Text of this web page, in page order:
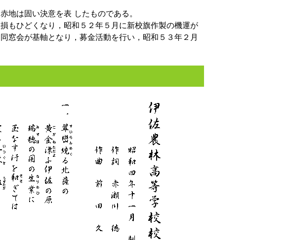
は固い決意を表 したものである。
もひどくなり，昭和５２年５月に新校旗作製の機運が
窓会が基軸となり，募金活動を行い，昭和５３年２月